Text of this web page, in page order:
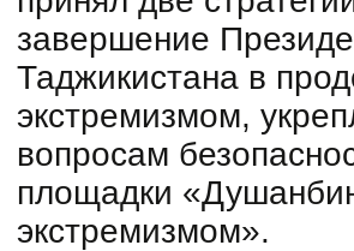
завершение
Таджикистана в
экстремизмом,
вопросам
площадки
экстремизмом».